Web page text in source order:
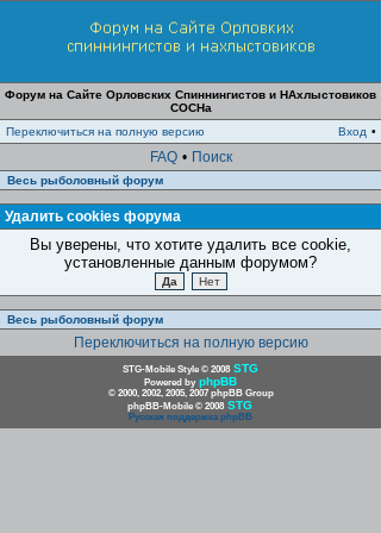
Форум на Сайте Орловских Спиннингистов и НАхлыстовиков
СОСНа
Переключиться на полную версию
Вход •
FAQ • Поиск
Весь рыболовный форум
Удалить cookies форума
Вы уверены, что хотите удалить все cookie,
установленные данным форумом?
Весь рыболовный форум
Переключиться на полную версию
STG-Mobile Style © 2008 STG
Powered by phpBB
© 2000, 2002, 2005, 2007 phpBB Group
phpBB-Mobile © 2008 STG
Русская поддержка phpBB